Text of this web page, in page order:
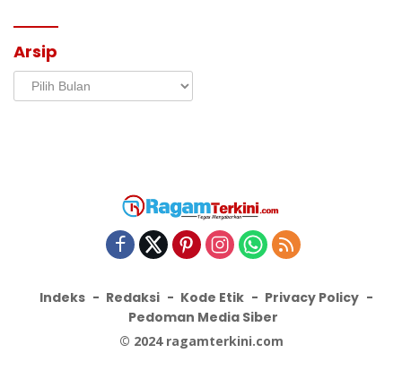
Arsip
Arsip
Indeks Redaksi Kode Etik
Privacy Policy
Pedoman Media Siber
© 2024 ragamterkini.com